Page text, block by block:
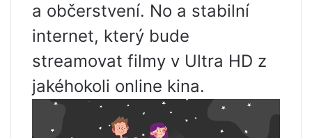
a občerstvení. No a stabilní
internet, který bude
streamovat filmy v Ultra HD z
jakéhokoli online kina.